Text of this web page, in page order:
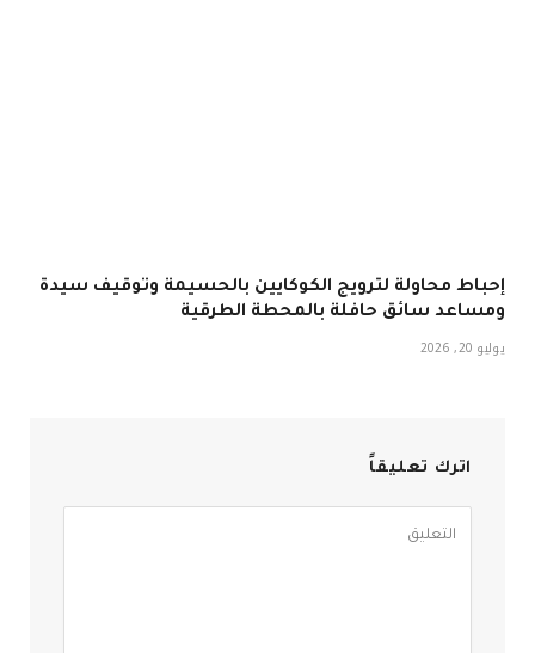
إحباط محاولة لترويج الكوكايين بالحسيمة وتوقيف سيدة
ومساعد سائق حافلة بالمحطة الطرقية
يوليو 20, 2026
اترك تعليقاً